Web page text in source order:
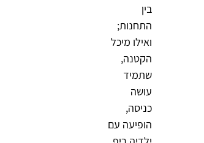
בין
התחנות;
ואילו מיכל
הקטנה,
שתמיד
עושה
כניסה,
הופיעה עם